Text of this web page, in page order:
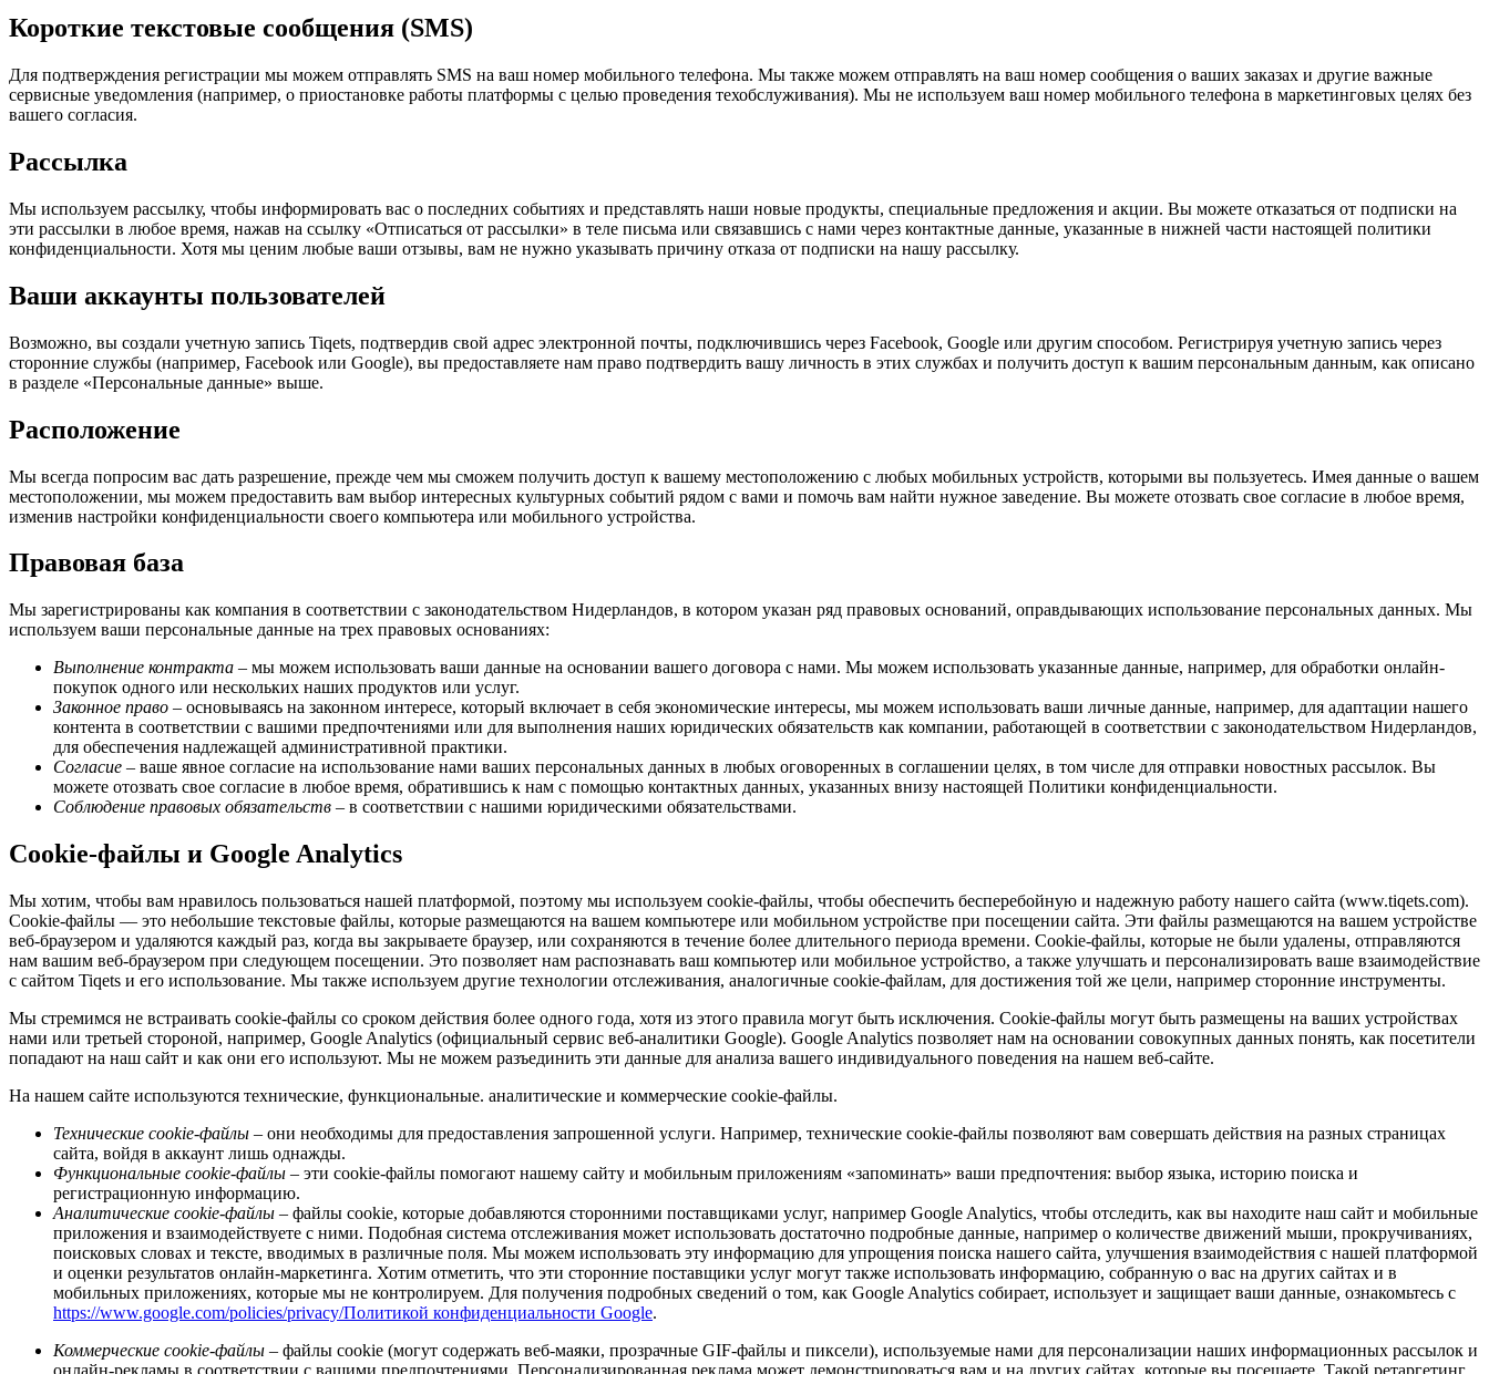
Короткие текстовые сообщения (SMS)
Для подтверждения регистрации мы можем отправлять SMS на ваш номер мобильного телефона. Мы также можем отправлять на ваш номер сообщения о ваших заказах и другие важные
сервисные уведомления (например, о приостановке работы платформы с целью проведения техобслуживания). Мы не используем ваш номер мобильного телефона в маркетинговых целях без
вашего согласия.
Рассылка
Мы используем рассылку, чтобы информировать вас о последних событиях и представлять наши новые продукты, специальные предложения и акции. Вы можете отказаться от подписки на
эти рассылки в любое время, нажав на ссылку «Отписаться от рассылки» в теле письма или связавшись с нами через контактные данные, указанные в нижней части настоящей политики
конфиденциальности. Хотя мы ценим любые ваши отзывы, вам не нужно указывать причину отказа от подписки на нашу рассылку.
Ваши аккаунты пользователей
Возможно, вы создали учетную запись Tiqets, подтвердив свой адрес электронной почты, подключившись через Facebook, Google или другим способом. Регистрируя учетную запись через
сторонние службы (например, Facebook или Google), вы предоставляете нам право подтвердить вашу личность в этих службах и получить доступ к вашим персональным данным, как описано
в разделе «Персональные данные» выше.
Расположение
Мы всегда попросим вас дать разрешение, прежде чем мы сможем получить доступ к вашему местоположению с любых мобильных устройств, которыми вы пользуетесь. Имея данные о вашем
местоположении, мы можем предоставить вам выбор интересных культурных событий рядом с вами и помочь вам найти нужное заведение. Вы можете отозвать свое согласие в любое время,
изменив настройки конфиденциальности своего компьютера или мобильного устройства.
Правовая база
Мы зарегистрированы как компания в соответствии с законодательством Нидерландов, в котором указан ряд правовых оснований, оправдывающих использование персональных данных. Мы
используем ваши персональные данные на трех правовых основаниях:
Выполнение контракта – мы можем использовать ваши данные на основании вашего договора с нами. Мы можем использовать указанные данные, например, для обработки онлайн-
покупок одного или нескольких наших продуктов или услуг.
Законное право – основываясь на законном интересе, который включает в себя экономические интересы, мы можем использовать ваши личные данные, например, для адаптации нашего
контента в соответствии с вашими предпочтениями или для выполнения наших юридических обязательств как компании, работающей в соответствии с законодательством Нидерландов,
для обеспечения надлежащей административной практики.
Согласие – ваше явное согласие на использование нами ваших персональных данных в любых оговоренных в соглашении целях, в том числе для отправки новостных рассылок. Вы
можете отозвать свое согласие в любое время, обратившись к нам с помощью контактных данных, указанных внизу настоящей Политики конфиденциальности.
Соблюдение правовых обязательств – в соответствии с нашими юридическими обязательствами.
Cookie-файлы и Google Analytics
Мы хотим, чтобы вам нравилось пользоваться нашей платформой, поэтому мы используем cookie-файлы, чтобы обеспечить бесперебойную и надежную работу нашего сайта (www.tiqets.com).
Сookie-файлы — это небольшие текстовые файлы, которые размещаются на вашем компьютере или мобильном устройстве при посещении сайта. Эти файлы размещаются на вашем устройстве
веб-браузером и удаляются каждый раз, когда вы закрываете браузер, или сохраняются в течение более длительного периода времени. Сookie-файлы, которые не были удалены, отправляются
нам вашим веб-браузером при следующем посещении. Это позволяет нам распознавать ваш компьютер или мобильное устройство, а также улучшать и персонализировать ваше взаимодействие
с сайтом Tiqets и его использование. Мы также используем другие технологии отслеживания, аналогичные cookie-файлам, для достижения той же цели, например сторонние инструменты.
Мы стремимся не встраивать cookie-файлы со сроком действия более одного года, хотя из этого правила могут быть исключения. Сookie-файлы могут быть размещены на ваших устройствах
нами или третьей стороной, например, Google Analytics (официальный сервис веб-аналитики Google). Google Analytics позволяет нам на основании совокупных данных понять, как посетители
попадают на наш сайт и как они его используют. Мы не можем разъединить эти данные для анализа вашего индивидуального поведения на нашем веб-сайте.
На нашем сайте используются технические, функциональные. аналитические и коммерческие cookie-файлы.
Технические cookie-файлы – они необходимы для предоставления запрошенной услуги. Например, технические cookie-файлы позволяют вам совершать действия на разных страницах
сайта, войдя в аккаунт лишь однажды.
Функциональные cookie-файлы – эти cookie-файлы помогают нашему сайту и мобильным приложениям «запоминать» ваши предпочтения: выбор языка, историю поиска и
регистрационную информацию.
Аналитические cookie-файлы – файлы cookie, которые добавляются сторонними поставщиками услуг, например Google Analytics, чтобы отследить, как вы находите наш сайт и мобильные
приложения и взаимодействуете с ними. Подобная система отслеживания может использовать достаточно подробные данные, например о количестве движений мыши, прокручиваниях,
поисковых словах и тексте, вводимых в различные поля. Мы можем использовать эту информацию для упрощения поиска нашего сайта, улучшения взаимодействия с нашей платформой
и оценки результатов онлайн-маркетинга. Хотим отметить, что эти сторонние поставщики услуг могут также использовать информацию, собранную о вас на других сайтах и в
мобильных приложениях, которые мы не контролируем. Для получения подробных сведений о том, как Google Analytics собирает, использует и защищает ваши данные, ознакомьтесь с
https://www.google.com/policies/privacy/Политикой конфиденциальности Google.
Коммерческие cookie-файлы – файлы cookie (могут содержать веб-маяки, прозрачные GIF-файлы и пиксели), используемые нами для персонализации наших информационных рассылок и